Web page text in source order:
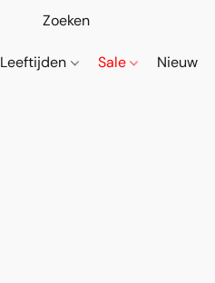
Leeftijden Sale Nieuw